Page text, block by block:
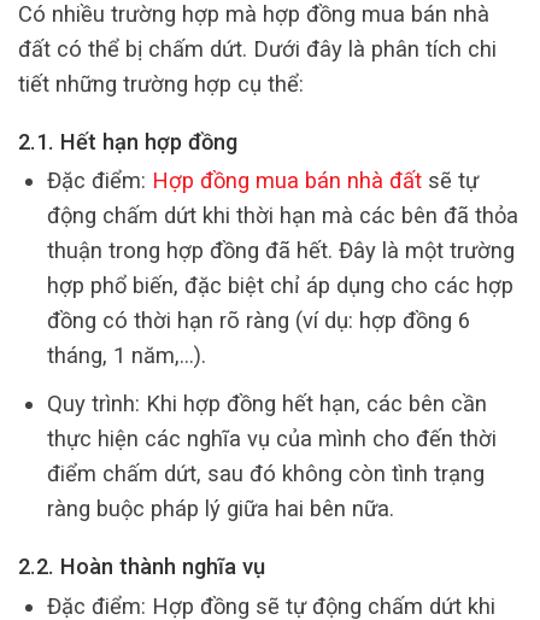
Có nhiều trường hợp mà hợp đồng mua bán nhà
đất có thể bị chấm dứt. Dưới đây là phân tích chi
tiết những trường hợp cụ thể:
2.1. Hết hạn hợp đồng
Đặc điểm: Hợp đồng mua bán nhà đấtsẽ tự
động chấm dứt khi thời hạn mà các bên đã thỏa
thuận trong hợp đồng đã hết. Đây là một trường
hợp phổ biến, đặc biệt chỉ áp dụng cho các hợp
đồng có thời hạn rõ ràng (ví dụ: hợp đồng 6
tháng, 1 năm,…).
Quy trình: Khi hợp đồng hết hạn, các bên cần
thực hiện các nghĩa vụ của mình cho đến thời
điểm chấm dứt, sau đó không còn tình trạng
ràng buộc pháp lý giữa hai bên nữa.
2.2. Hoàn thành nghĩa vụ
Đặc điểm: Hợp đồng sẽ tự động chấm dứt khi